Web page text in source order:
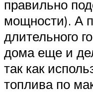
правильно
мощности). А
длительного
дома еще и
так как
топлива по